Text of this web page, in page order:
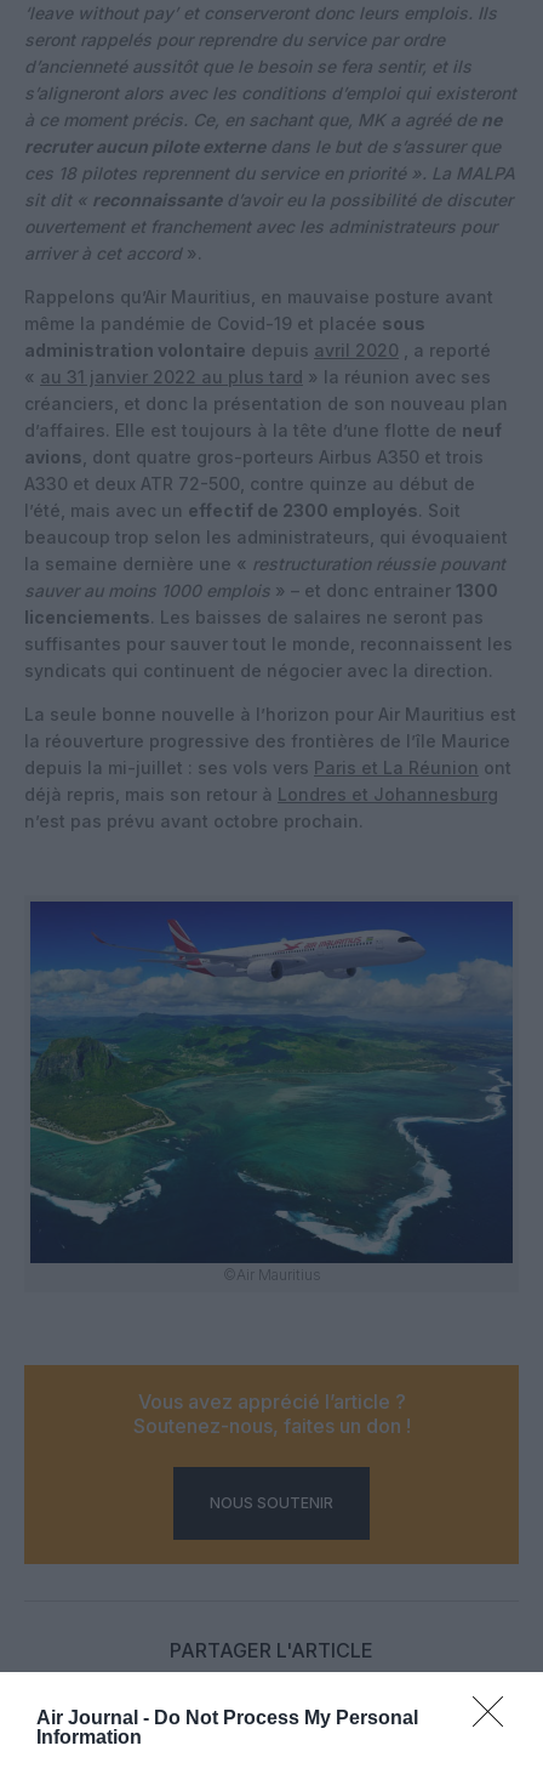
Air Journal - Do Not Process My Personal
Information
‘leave without pay’ et conserveront donc leurs emplois. Ils
seront rappelés pour reprendre du service par ordre
d’ancienneté aussitôt que le besoin se fera sentir, et ils
s’aligneront alors avec les conditions d’emploi qui existeront
à ce moment précis. Ce, en sachant que, MK a agréé de ne
recruter aucun pilote externedans le but de s’assurer que
ces 18 pilotes reprennent du service en priorité ». La MALPA
sit dit « reconnaissanted’avoir eu la possibilité de discuter
ouvertement et franchement avec les administrateurs pour
arriver à cet accord».
Rappelons qu’Air Mauritius, en mauvaise posture avant
même la pandémie de Covid-19 et placée sous
administration volontaire depuis avril 2020 , a reporté
« au 31 janvier 2022 au plus tard » la réunion avec ses
créanciers, et donc la présentation de son nouveau plan
d’affaires. Elle est toujours à la tête d’une flotte de neuf
avions , dont quatre gros-porteurs Airbus A350 et trois
A330 et deux ATR 72-500, contre quinze au début de
l’été, mais avec un effectif de 2300 employés. Soit
beaucoup trop selon les administrateurs, qui évoquaient
la semaine dernière une « restructuration réussie pouvant
sauver au moins 1000 emplois » – et donc entrainer 1300
licenciements. Les baisses de salaires ne seront pas
suffisantes pour sauver tout le monde, reconnaissent les
syndicats qui continuent de négocier avec la direction.
La seule bonne nouvelle à l’horizon pour Air Mauritius est
la réouverture progressive des frontières de l’île Maurice
depuis la mi-juillet : ses vols vers Paris et La Réunion ont
déjà repris, mais son retour à Londres et Johannesburg
n’est pas prévu avant octobre prochain.
©Air Mauritius
Vous avez apprécié l’article ?
Soutenez-nous, faites un don !
NOUS SOUTENIR
PARTAGER L'ARTICLE